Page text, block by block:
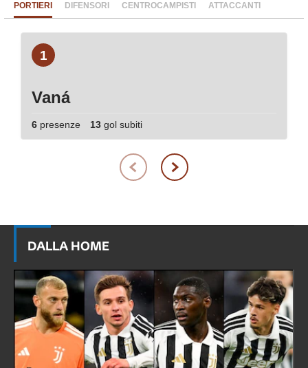
PORTIERI DIFENSORI CENTROCAMPISTI ATTACCANTI
1
Vaná
6 presenze 13 gol subiti
DALLA HOME